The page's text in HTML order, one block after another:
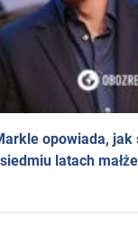
opowiada, jak
latach